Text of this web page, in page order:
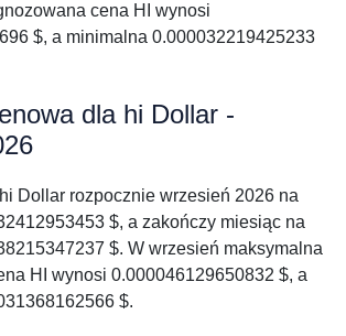
cena HI wynosi
$, a minimalna 0.000032219425233
dla hi Dollar -
Dollar rozpocznie wrzesień 2026 na
$, a zakończy miesiąc na
$. W wrzesień maksymalna
HI wynosi 0.000046129650832 $, a
$.